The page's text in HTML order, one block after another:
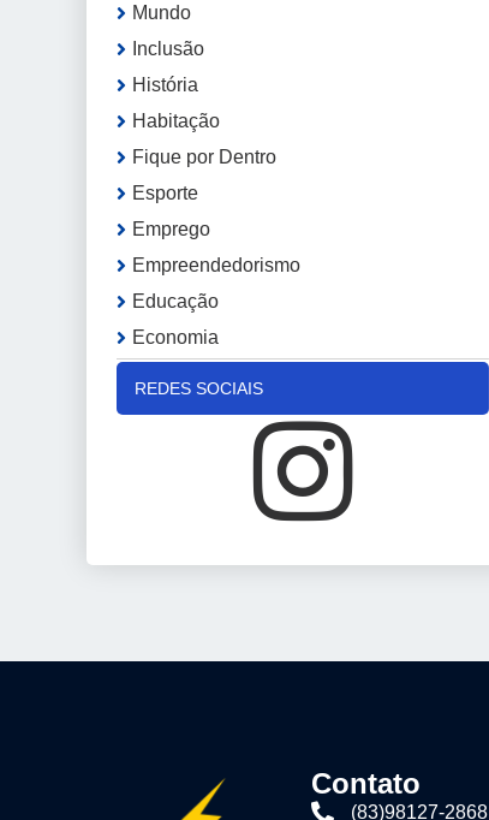
Mundo
Inclusão
História
Habitação
Fique por Dentro
Esporte
Emprego
Empreendedorismo
Educação
Economia
REDES SOCIAIS
Contato
(83)98127-2868